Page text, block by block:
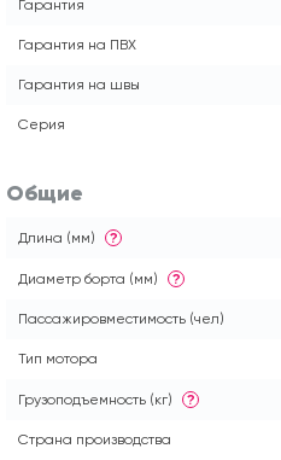
Гарантия
Гарантия на ПВХ
Гарантия на швы
Серия
Общие
Длина (мм) ?
Диаметр борта (мм) ?
Пассажировместимость (чел)
Тип мотора
Грузоподъемность (кг) ?
Страна производства